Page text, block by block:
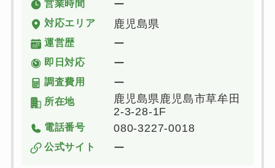
営業時間 ー
対応エリア 鹿児島県
運営歴 ー
即日対応 ー
調査費用 ー
所在地
鹿児島県鹿児島市草牟田
2-3-28-1F
電話番号 080-3227-0018
公式サイト ー